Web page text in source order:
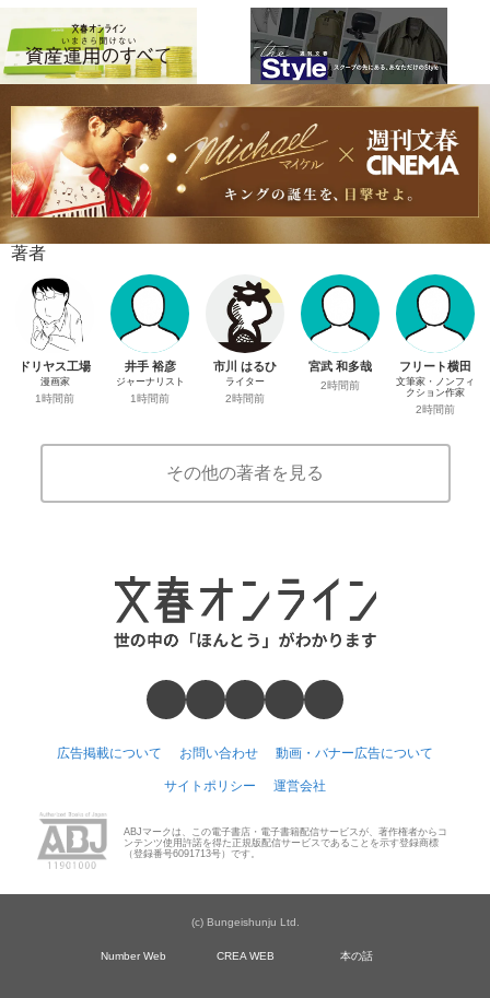
著者
ドリヤス工場
漫画家
1時間前
井手 裕彦
ジャーナリスト
1時間前
市川 はるひ
ライター
2時間前
宮武 和多哉
2時間前
フリート横田
文筆家・ノンフィ
クション作家
2時間前
その他の著者を見る
広告掲載について お問い合わせ 動画・バナー広告について
サイトポリシー 運営会社
ABJマークは、この電子書店・電子書籍配信サービスが、著作権者からコ
ンテンツ使用許諾を得た正規版配信サービスであることを示す登録商標
（登録番号6091713号）です。
(c) Bungeishunju Ltd.
Number Web CREA WEB 本の話